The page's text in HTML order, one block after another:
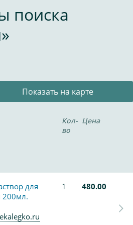
поиска
Показать на карте
Кол-
во
Цена
для
200мл.
1 480.00